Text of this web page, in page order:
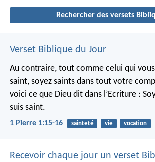
Rechercher des versets
Verset Biblique du Jour
Au contraire, tout comme celui qui
saint, soyez saints dans tout votre
voici ce que Dieu dit dans l’Ecriture :
suis saint.
1 Pierre 1:15-16 sainteté vie vocation
Recevoir chaque jour un verset